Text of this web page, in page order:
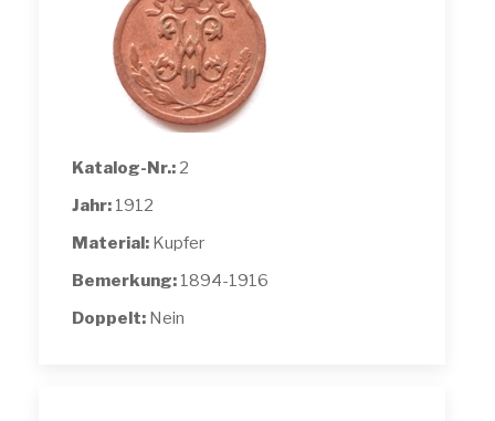
Katalog-Nr.: 2
Jahr: 1912
Material: Kupfer
Bemerkung: 1894-1916
Doppelt: Nein